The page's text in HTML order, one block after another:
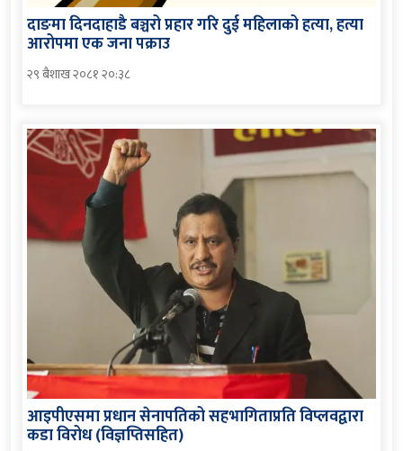
दाङमा दिनदाहाडै बञ्चरो प्रहार गरि दुई महिलाको हत्या, हत्या
आरोपमा एक जना पक्राउ
२९ बैशाख २०८१ २०:३८
आइपीएसमा प्रधान सेनापतिको सहभागिताप्रति विप्लवद्वारा
कडा विरोध (विज्ञप्तिसहित)